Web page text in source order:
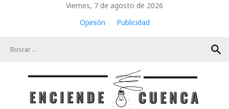
Viernes, 7 de agosto de 2026
Opinión
Publicidad
search